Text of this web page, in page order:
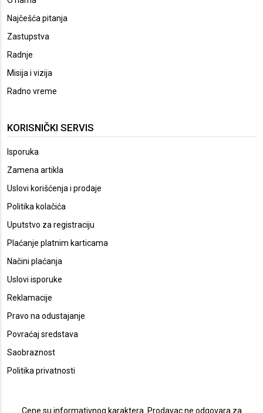
Najčešća pitanja
Zastupstva
Radnje
Misija i vizija
Radno vreme
KORISNIČKI SERVIS
Isporuka
Zamena artikla
Uslovi korišćenja i prodaje
Politika kolačića
Uputstvo za registraciju
Plaćanje platnim karticama
Načini plaćanja
Uslovi isporuke
Reklamacije
Pravo na odustajanje
Povraćaj sredstava
Saobraznost
Politika privatnosti
Cene su informativnog karaktera. Prodavac ne odgovara za